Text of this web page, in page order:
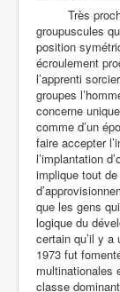
Très
groupuscules
position
écroulement
l’apprenti
groupes
concerne
comme d’un
faire accepter
l’implantation
implique tout
que les gens
logique du
certain qu’il y
1973 fut
multinationales
classe